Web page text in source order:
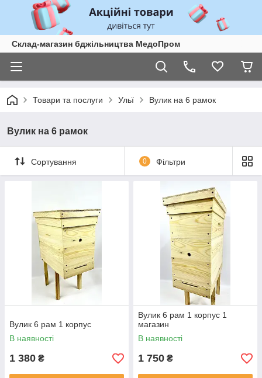
Склад-магазин бджільництва МедоПром
Товари та послуги Ульї Вулик на 6 рамок
Вулик на 6 рамок
Сортування 0 Фільтри
Вулик 6 рам 1 корпус
В наявності
1 380 ₴
Вулик 6 рам 1 корпус 1
магазин
В наявності
1 750 ₴